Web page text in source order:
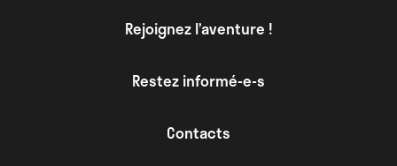
Rejoignez l’aventure !
Restez informé-e-s
Contacts